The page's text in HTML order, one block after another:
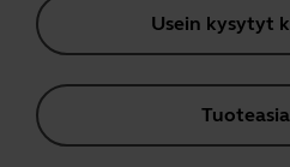
Usein kysytyt